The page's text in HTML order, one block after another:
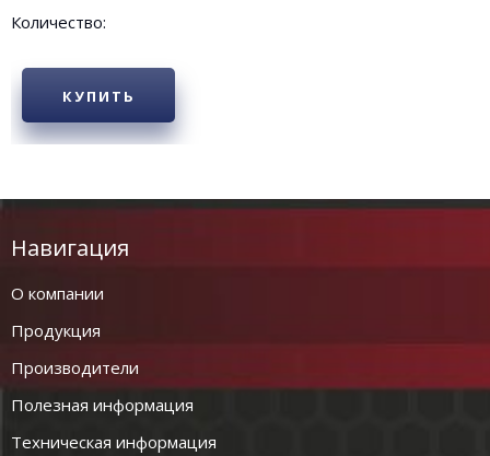
Количество:
КУПИТЬ
Навигация
О компании
Продукция
Производители
Полезная информация
Техническая информация